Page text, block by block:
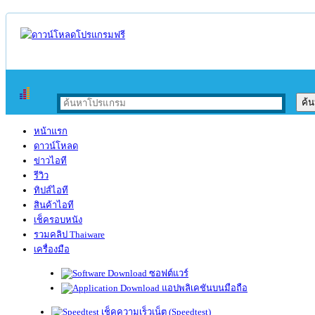
หน้าแรก
ดาวน์โหลด
ข่าวไอที
รีวิว
ทิปส์ไอที
สินค้าไอที
เช็ครอบหนัง
รวมคลิป Thaiware
เครื่องมือ
ซอฟต์แวร์
แอปพลิเคชันบนมือถือ
เช็คความเร็วเน็ต (Speedtest)